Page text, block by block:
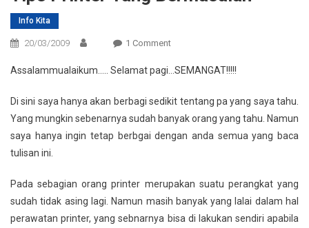
Info Kita
20/03/2009 1 CommentOn
Printer
Bermasalah
Assalammualaikum….. Selamat pagi…SEMANGAT!!!!!
Di sini saya hanya akan berbagi sedikit tentang pa yang saya tahu.
Yang mungkin sebenarnya sudah banyak orang yang tahu. Namun
saya hanya ingin tetap berbgai dengan anda semua yang baca
tulisan ini.
Pada sebagian orang printer merupakan suatu perangkat yang
sudah tidak asing lagi. Namun masih banyak yang lalai dalam hal
perawatan printer, yang sebnarnya bisa di lakukan sendiri apabila